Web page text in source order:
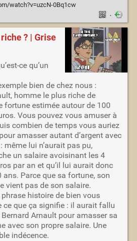
watch?v=uzcN-0Bq1cw
·
? | Grise
ce qu’un
bien de chez nous :
homme le plus riche de
fortune estimée autour de 100
Vous pouvez vous amuser à
combien de temps vous auriez
amasser autant d’argent avec
même lui n’aurait pas pu,
un salaire avoisinant les 4
par an et qu’il lui aurait donc
Parce que sa fortune, son
vient pas de son salaire.
phrase histoire de bien vous
ce que ça signifie : il aurait fallu
Arnault pour amasser sa
avec son propre salaire. Une
indécence.